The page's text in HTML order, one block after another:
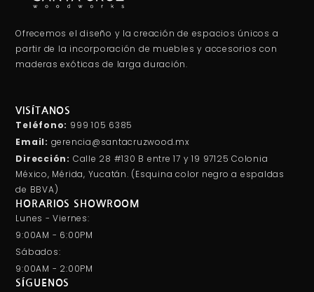
Ofrecemos el diseño y la creación de espacios únicos a
partir de la incorporación de muebles y accesorios con
maderas exóticas de larga duración.
VISÍTANOS
Teléfono: 999 105 6385
Email: gerencia@santacruzwood.mx
Dirección: Calle 28 #130 B entre 17 y 19 97125 Colonia
México, Mérida, Yucatán. (Esquina color negro a espaldas
de BBVA)
HORARIOS SHOWROOM
Lunes - Viernes:
9:00AM - 6:00PM
Sábados:
9:00AM - 2:00PM
SÍGUENOS